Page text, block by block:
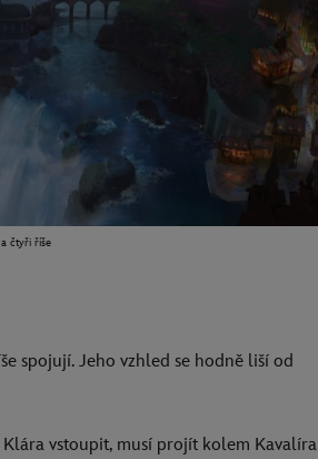
čtyři říše
spojují. Jeho vzhled se hodně liší od
vstoupit, musí projít kolem Kavalíra